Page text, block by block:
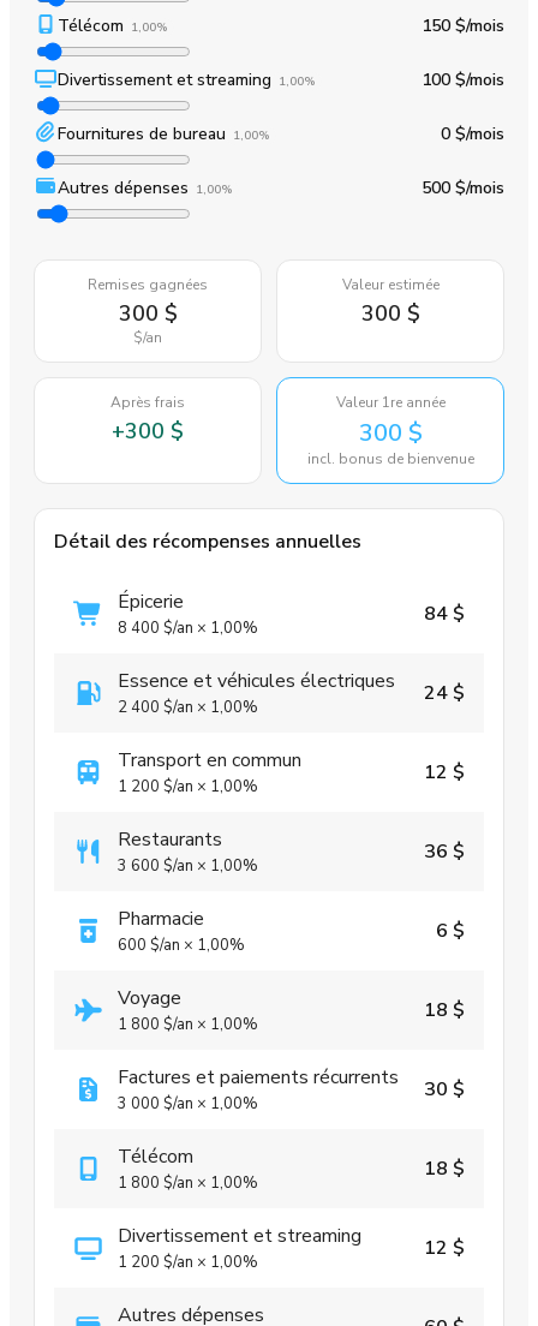
Télécom 1,00% 150 $/mois
Divertissement et streaming 1,00% 100 $/mois
Fournitures de bureau 1,00% 0 $/mois
Autres dépenses 1,00% 500 $/mois
Remises gagnées
300 $
$/an
Valeur estimée
300 $
Après frais
+300 $
Valeur 1re année
300 $
incl. bonus de bienvenue
Détail des récompenses annuelles
Épicerie
8 400 $/an × 1,00%
84 $
Essence et véhicules électriques
2 400 $/an × 1,00%
24 $
Transport en commun
1 200 $/an × 1,00%
12 $
Restaurants
3 600 $/an × 1,00%
36 $
Pharmacie
600 $/an × 1,00%
6 $
Voyage
1 800 $/an × 1,00%
18 $
Factures et paiements récurrents
3 000 $/an × 1,00%
30 $
Télécom
1 800 $/an × 1,00%
18 $
Divertissement et streaming
1 200 $/an × 1,00%
12 $
Autres dépenses